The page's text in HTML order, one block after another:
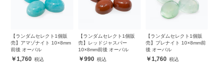
【ランダムセレクト1個販
売】アマゾナイト 10×8mm
前後 オーバル
1,760
【ランダムセレクト1個販
売】レッドジャスパー
10×8mm前後 オーバル
990
【ランダムセレクト1個販
売】プレナイト 10×8mm前
後 オーバル
1,760